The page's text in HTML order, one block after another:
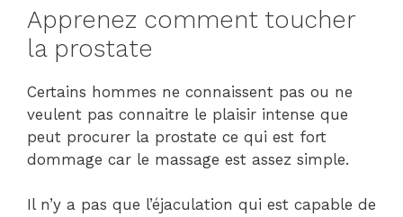
Apprenez comment toucher
la prostate
Certains hommes ne connaissent pas ou ne
veulent pas connaitre le plaisir intense que
peut procurer la prostate ce qui est fort
dommage car le massage est assez simple.
Il n’y a pas que l’éjaculation qui est capable de